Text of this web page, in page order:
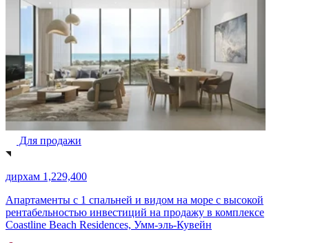
Для продажи
дирхам 1,229,400
Апартаменты с 1 спальней и видом на море с высокой
рентабельностью инвестиций на продажу в комплексе
Coastline Beach Residences, Умм-эль-Кувейн